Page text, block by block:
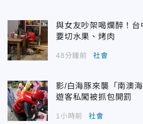
與女友吵架喝爛醉！台
要切水果、烤肉
48分鐘前 社會
影/白海豚來襲「南澳
遊客私闖被抓包開罰
1小時前 社會